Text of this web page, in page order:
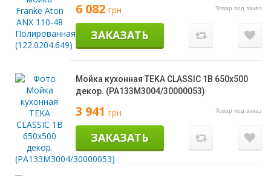
6 082 грн Товар под заказ
ЗАКАЗАТЬ
Мойка кухонная TEKA CLASSIC 1B 650х500
декор. (PA133M3004/30000053)
3 941 грн Товар под заказ
ЗАКАЗАТЬ